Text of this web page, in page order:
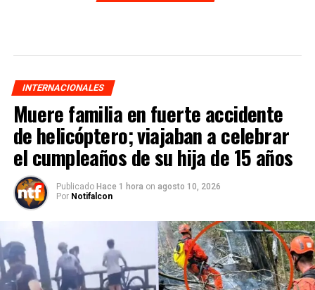
INTERNACIONALES
Muere familia en fuerte accidente
de helicóptero; viajaban a celebrar
el cumpleaños de su hija de 15 años
Publicado Hace 1 hora on agosto 10, 2026
Por Notifalcon